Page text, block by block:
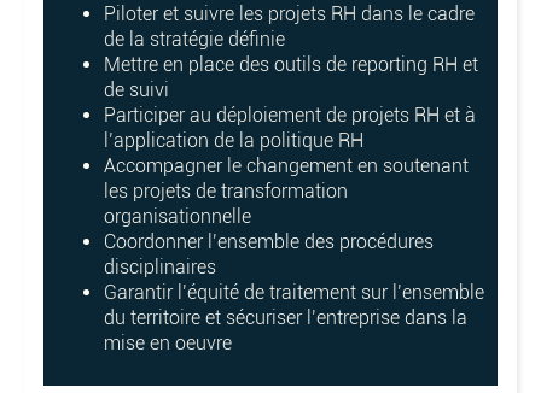
Piloter et suivre les projets RH dans le cadre
de la stratégie définie
Mettre en place des outils de reporting RH et
de suivi
Participer au déploiement de projets RH et à
l’application de la politique RH
Accompagner le changement en soutenant
les projets de transformation
organisationnelle
Coordonner l’ensemble des procédures
disciplinaires
Garantir l’équité de traitement sur l’ensemble
du territoire et sécuriser l’entreprise dans la
mise en oeuvre